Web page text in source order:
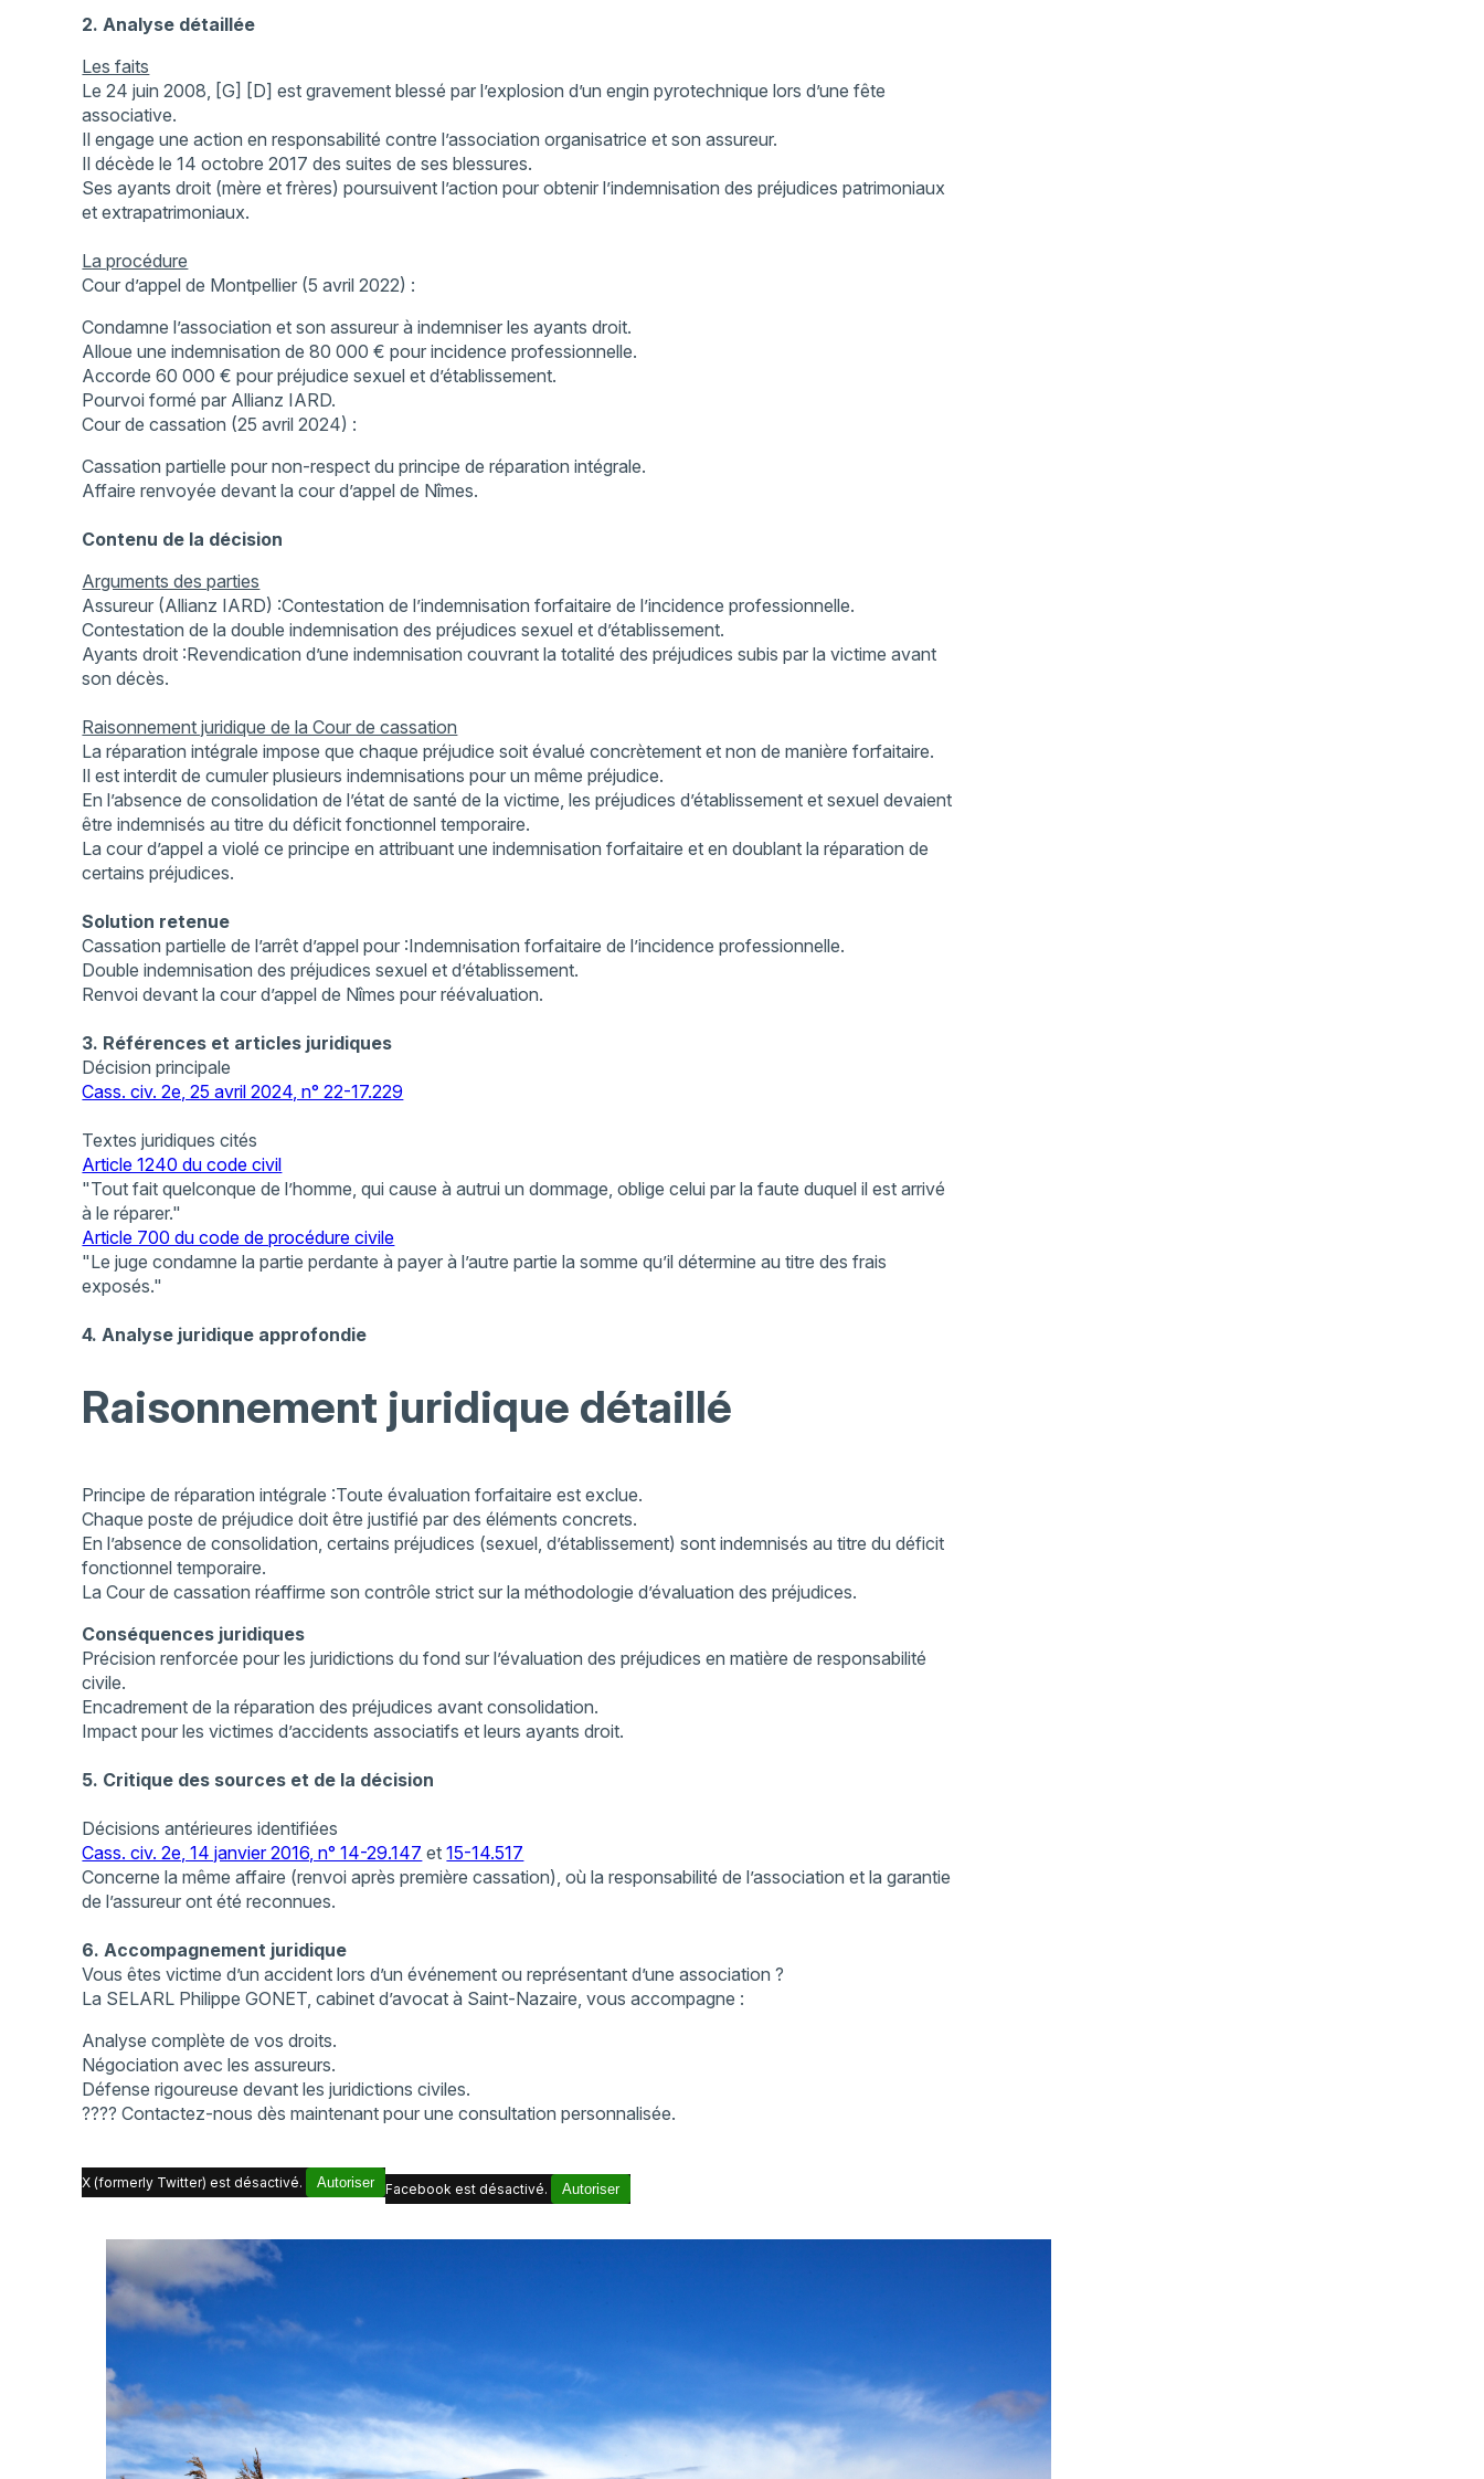
2. Analyse détaillée
Les faits
Le 24 juin 2008, [G] [D] est gravement blessé par l’explosion d’un engin pyrotechnique lors d’une fête
associative.
Il engage une action en responsabilité contre l’association organisatrice et son assureur.
Il décède le 14 octobre 2017 des suites de ses blessures.
Ses ayants droit (mère et frères) poursuivent l’action pour obtenir l’indemnisation des préjudices patrimoniaux
et extrapatrimoniaux.
La procédure
Cour d’appel de Montpellier (5 avril 2022) :
Condamne l’association et son assureur à indemniser les ayants droit.
Alloue une indemnisation de 80 000 € pour incidence professionnelle.
Accorde 60 000 € pour préjudice sexuel et d’établissement.
Pourvoi formé par Allianz IARD.
Cour de cassation (25 avril 2024) :
Cassation partielle pour non-respect du principe de réparation intégrale.
Affaire renvoyée devant la cour d’appel de Nîmes.
Contenu de la décision
Arguments des parties
Assureur (Allianz IARD) :Contestation de l’indemnisation forfaitaire de l’incidence professionnelle.
Contestation de la double indemnisation des préjudices sexuel et d’établissement.
Ayants droit :Revendication d’une indemnisation couvrant la totalité des préjudices subis par la victime avant
son décès.
Raisonnement juridique de la Cour de cassation
La réparation intégrale impose que chaque préjudice soit évalué concrètement et non de manière forfaitaire.
Il est interdit de cumuler plusieurs indemnisations pour un même préjudice.
En l’absence de consolidation de l’état de santé de la victime, les préjudices d’établissement et sexuel devaient
être indemnisés au titre du déficit fonctionnel temporaire.
La cour d’appel a violé ce principe en attribuant une indemnisation forfaitaire et en doublant la réparation de
certains préjudices.
Solution retenue
Cassation partielle de l’arrêt d’appel pour :Indemnisation forfaitaire de l’incidence professionnelle.
Double indemnisation des préjudices sexuel et d’établissement.
Renvoi devant la cour d’appel de Nîmes pour réévaluation.
3. Références et articles juridiques
Décision principale
Cass. civ. 2e, 25 avril 2024, n° 22-17.229
Textes juridiques cités
Article 1240 du code civil
"Tout fait quelconque de l’homme, qui cause à autrui un dommage, oblige celui par la faute duquel il est arrivé
à le réparer."
Article 700 du code de procédure civile
"Le juge condamne la partie perdante à payer à l’autre partie la somme qu’il détermine au titre des frais
exposés."
4. Analyse juridique approfondie
Raisonnement juridique détaillé
Principe de réparation intégrale :Toute évaluation forfaitaire est exclue.
Chaque poste de préjudice doit être justifié par des éléments concrets.
En l’absence de consolidation, certains préjudices (sexuel, d’établissement) sont indemnisés au titre du déficit
fonctionnel temporaire.
La Cour de cassation réaffirme son contrôle strict sur la méthodologie d’évaluation des préjudices.
Conséquences juridiques
Précision renforcée pour les juridictions du fond sur l’évaluation des préjudices en matière de responsabilité
civile.
Encadrement de la réparation des préjudices avant consolidation.
Impact pour les victimes d’accidents associatifs et leurs ayants droit.
5. Critique des sources et de la décision
Décisions antérieures identifiées
Cass. civ. 2e, 14 janvier 2016, n° 14-29.147 et15-14.517
Concerne la même affaire (renvoi après première cassation), où la responsabilité de l’association et la garantie
de l’assureur ont été reconnues.
6. Accompagnement juridique
Vous êtes victime d’un accident lors d’un événement ou représentant d’une association ?
La SELARL Philippe GONET, cabinet d’avocat à Saint-Nazaire, vous accompagne :
Analyse complète de vos droits.
Négociation avec les assureurs.
Défense rigoureuse devant les juridictions civiles.
???? Contactez-nous dès maintenant pour une consultation personnalisée.
X (formerly Twitter) est désactivé. Autoriser Facebook est désactivé. Autoriser